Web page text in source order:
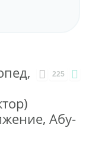
225
Абу-